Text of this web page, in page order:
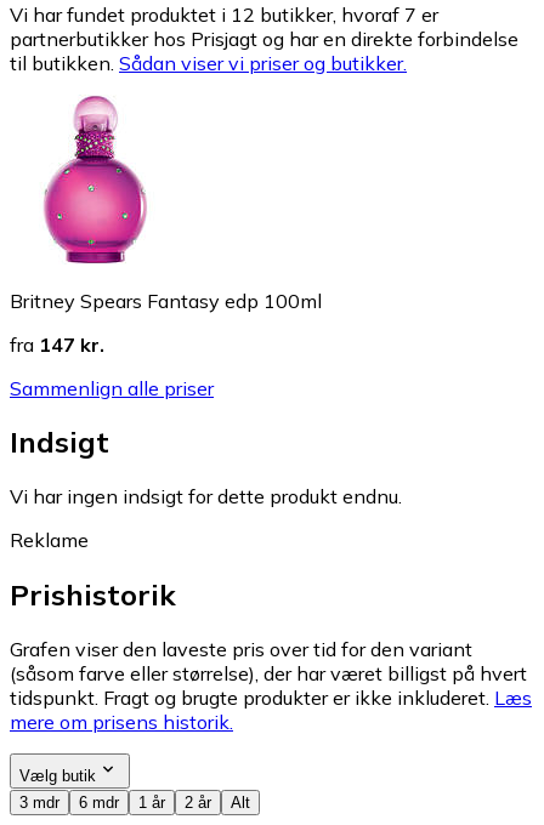
Vi har fundet produktet i 12 butikker, hvoraf 7 er
partnerbutikker hos Prisjagt og har en direkte forbindelse
til butikken. Sådan viser vi priser og butikker.
Britney Spears Fantasy edp 100ml
fra 147 kr.
Sammenlign alle priser
Indsigt
Vi har ingen indsigt for dette produkt endnu.
Reklame
Prishistorik
Grafen viser den laveste pris over tid for den variant
(såsom farve eller størrelse), der har været billigst på hvert
tidspunkt. Fragt og brugte produkter er ikke inkluderet. Læs
mere om prisens historik.
Vælg butik
3 mdr
6 mdr 1 år 2 år Alt